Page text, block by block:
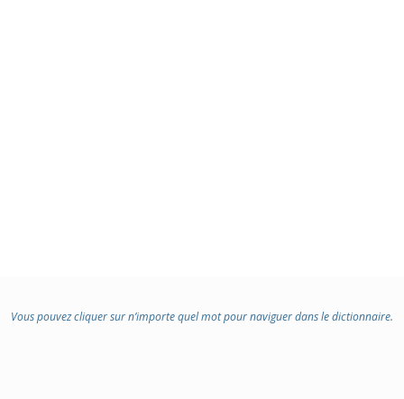
Vous pouvez cliquer sur n’importe quel mot pour naviguer dans le dictionnaire.